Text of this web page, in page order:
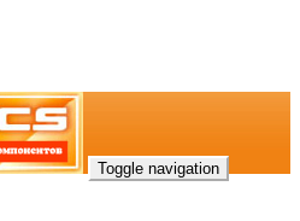
Toggle navigation